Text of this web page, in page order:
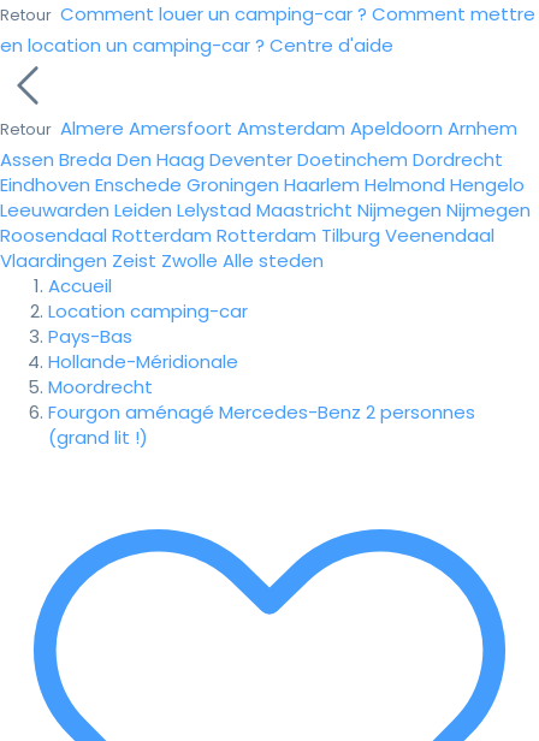
Retour Comment louer un camping-car ? Comment mettre
en location un camping-car ? Centre d'aide
Retour Almere Amersfoort Amsterdam Apeldoorn Arnhem
Assen Breda Den Haag DeventerDoetinchem Dordrecht
Eindhoven Enschede Groningen Haarlem Helmond Hengelo
Leeuwarden Leiden Lelystad Maastricht Nijmegen Nijmegen
Roosendaal Rotterdam Rotterdam Tilburg Veenendaal
Vlaardingen Zeist Zwolle Alle steden
Accueil
Location camping-car
Pays-Bas
Hollande-Méridionale
Moordrecht
Fourgon aménagé Mercedes-Benz 2 personnes
(grand lit !)